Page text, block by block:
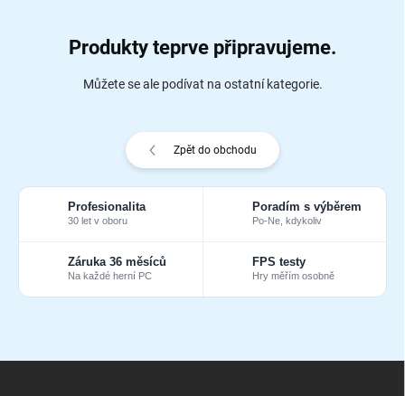
Produkty teprve připravujeme.
Můžete se ale podívat na ostatní kategorie.
Zpět do obchodu
Profesionalita
30 let v oboru
Poradím s výběrem
Po-Ne, kdykoliv
Záruka 36 měsíců
Na každé herní PC
FPS testy
Hry měřím osobně